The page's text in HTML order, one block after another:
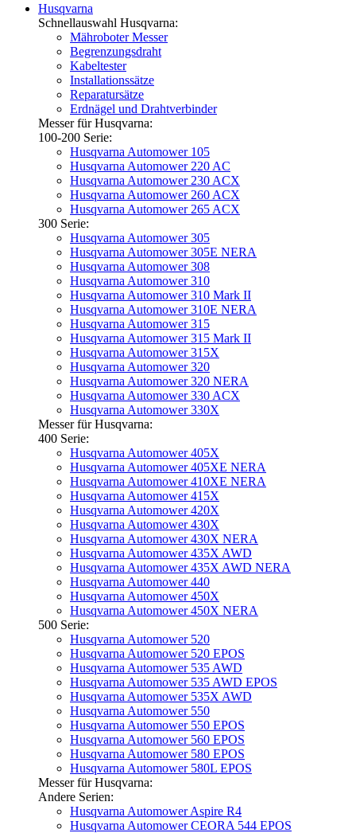
Husqvarna
Schnellauswahl Husqvarna:
Mähroboter Messer
Begrenzungsdraht
Kabeltester
Installationssätze
Reparatursätze
Erdnägel und Drahtverbinder
Messer für Husqvarna:
100-200 Serie:
Husqvarna Automower 105
Husqvarna Automower 220 AC
Husqvarna Automower 230 ACX
Husqvarna Automower 260 ACX
Husqvarna Automower 265 ACX
300 Serie:
Husqvarna Automower 305
Husqvarna Automower 305E NERA
Husqvarna Automower 308
Husqvarna Automower 310
Husqvarna Automower 310 Mark II
Husqvarna Automower 310E NERA
Husqvarna Automower 315
Husqvarna Automower 315 Mark II
Husqvarna Automower 315X
Husqvarna Automower 320
Husqvarna Automower 320 NERA
Husqvarna Automower 330 ACX
Husqvarna Automower 330X
Messer für Husqvarna:
400 Serie:
Husqvarna Automower 405X
Husqvarna Automower 405XE NERA
Husqvarna Automower 410XE NERA
Husqvarna Automower 415X
Husqvarna Automower 420X
Husqvarna Automower 430X
Husqvarna Automower 430X NERA
Husqvarna Automower 435X AWD
Husqvarna Automower 435X AWD NERA
Husqvarna Automower 440
Husqvarna Automower 450X
Husqvarna Automower 450X NERA
500 Serie:
Husqvarna Automower 520
Husqvarna Automower 520 EPOS
Husqvarna Automower 535 AWD
Husqvarna Automower 535 AWD EPOS
Husqvarna Automower 535X AWD
Husqvarna Automower 550
Husqvarna Automower 550 EPOS
Husqvarna Automower 560 EPOS
Husqvarna Automower 580 EPOS
Husqvarna Automower 580L EPOS
Messer für Husqvarna:
Andere Serien:
Husqvarna Automower Aspire R4
Husqvarna Automower CEORA 544 EPOS